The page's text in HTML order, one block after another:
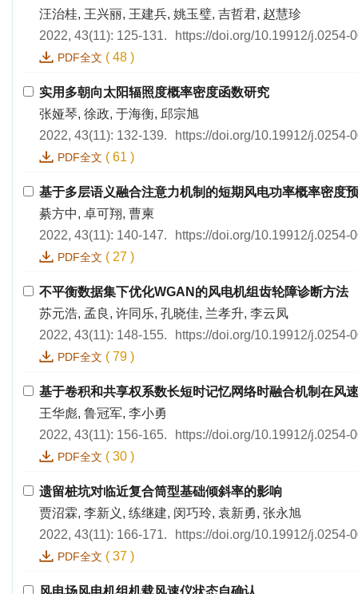
汪治桂, 王兴丽, 王建兵, 姚玉璧, 吉哲君, 赵慧珍
2022, 43(11): 125-131.
https://doi.org/10.19912/j.0254-
PDF全文 ( 48 )
实用多朝向太阳辐照度概率密度函数研究
张娅琴, 徐政, 于海衡, 邱宗旭
2022, 43(11): 132-139.
https://doi.org/10.19912/j.0254-
PDF全文 ( 61 )
基于多层语义融合注意力机制的短期风电功率概率密度
綦方中, 卓可翔, 曹柬
2022, 43(11): 140-147.
https://doi.org/10.19912/j.0254-
PDF全文 ( 27 )
不平衡数据集下优化WGAN的风电机组齿轮障诊断方法
苏元浩, 孟良, 许同乐, 孔晓佳, 兰孝升, 李云凤
2022, 43(11): 148-155.
https://doi.org/10.19912/j.0254-
PDF全文 ( 79 )
基于卷积和共享权系数长短时记忆网络时融合机制在风
王华彪, 鲁冠军, 李小勇
2022, 43(11): 156-165.
https://doi.org/10.19912/j.0254-
PDF全文 ( 30 )
遗留桩坑对临近复合筒型基础倾斜率的影响
贾沼霖, 李新义, 练继建, 闵巧玲, 袁新勇, 张永旭
2022, 43(11): 166-171.
https://doi.org/10.19912/j.0254-
PDF全文 ( 37 )
风电场风电机组机载风速仪状态自确认